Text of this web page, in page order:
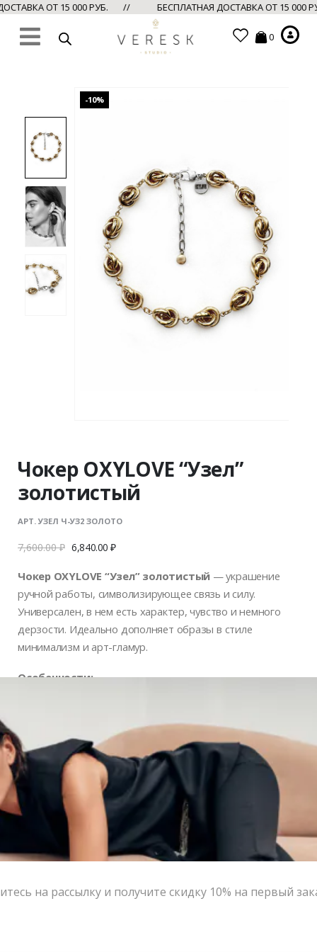
ОТ 15 000 РУБ. // БЕСПЛАТНАЯ ДОСТАВКА ОТ 15
0
-10%
Чокер OXYLOVE “Узел”
золотистый
АРТ. УЗЕЛ Ч-УЗ2 ЗОЛОТО
7,600.00₽ 6,840.00₽
Чокер OXYLOVE “Узел” золотистый — украшение
ручной работы, символизирующее связь и силу.
Универсален, в нем есть характер, чувство и немного
дерзости. Идеально дополняет образы в стиле
минимализм и арт-гламур.
Особенности:
Символика узла — прочность и единство
Фирменная подвеска с гравировкой бренда
Написать в MAX
Состав и уход
Оформление заказа
на рассылку и получите скидку 10% на первый